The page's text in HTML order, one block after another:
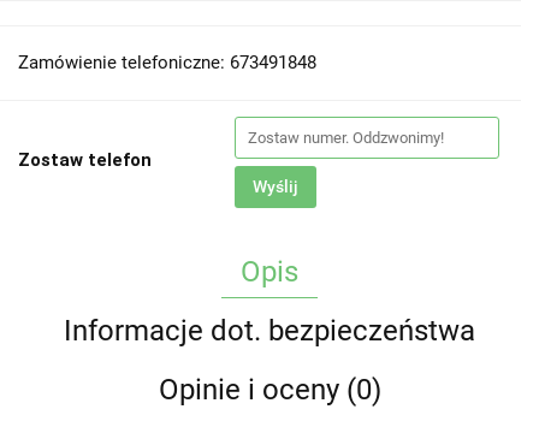
Zamówienie telefoniczne: 673491848
Zostaw telefon
Wyślij
Opis
Informacje dot. bezpieczeństwa
Opinie i oceny (0)